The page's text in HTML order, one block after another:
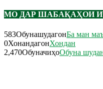
МО ДАР ШАБАҚАҲОИ
583ОбунашудагонБа ман
0ХонандагонХондан
2,470ОбуначиҳоОбуна